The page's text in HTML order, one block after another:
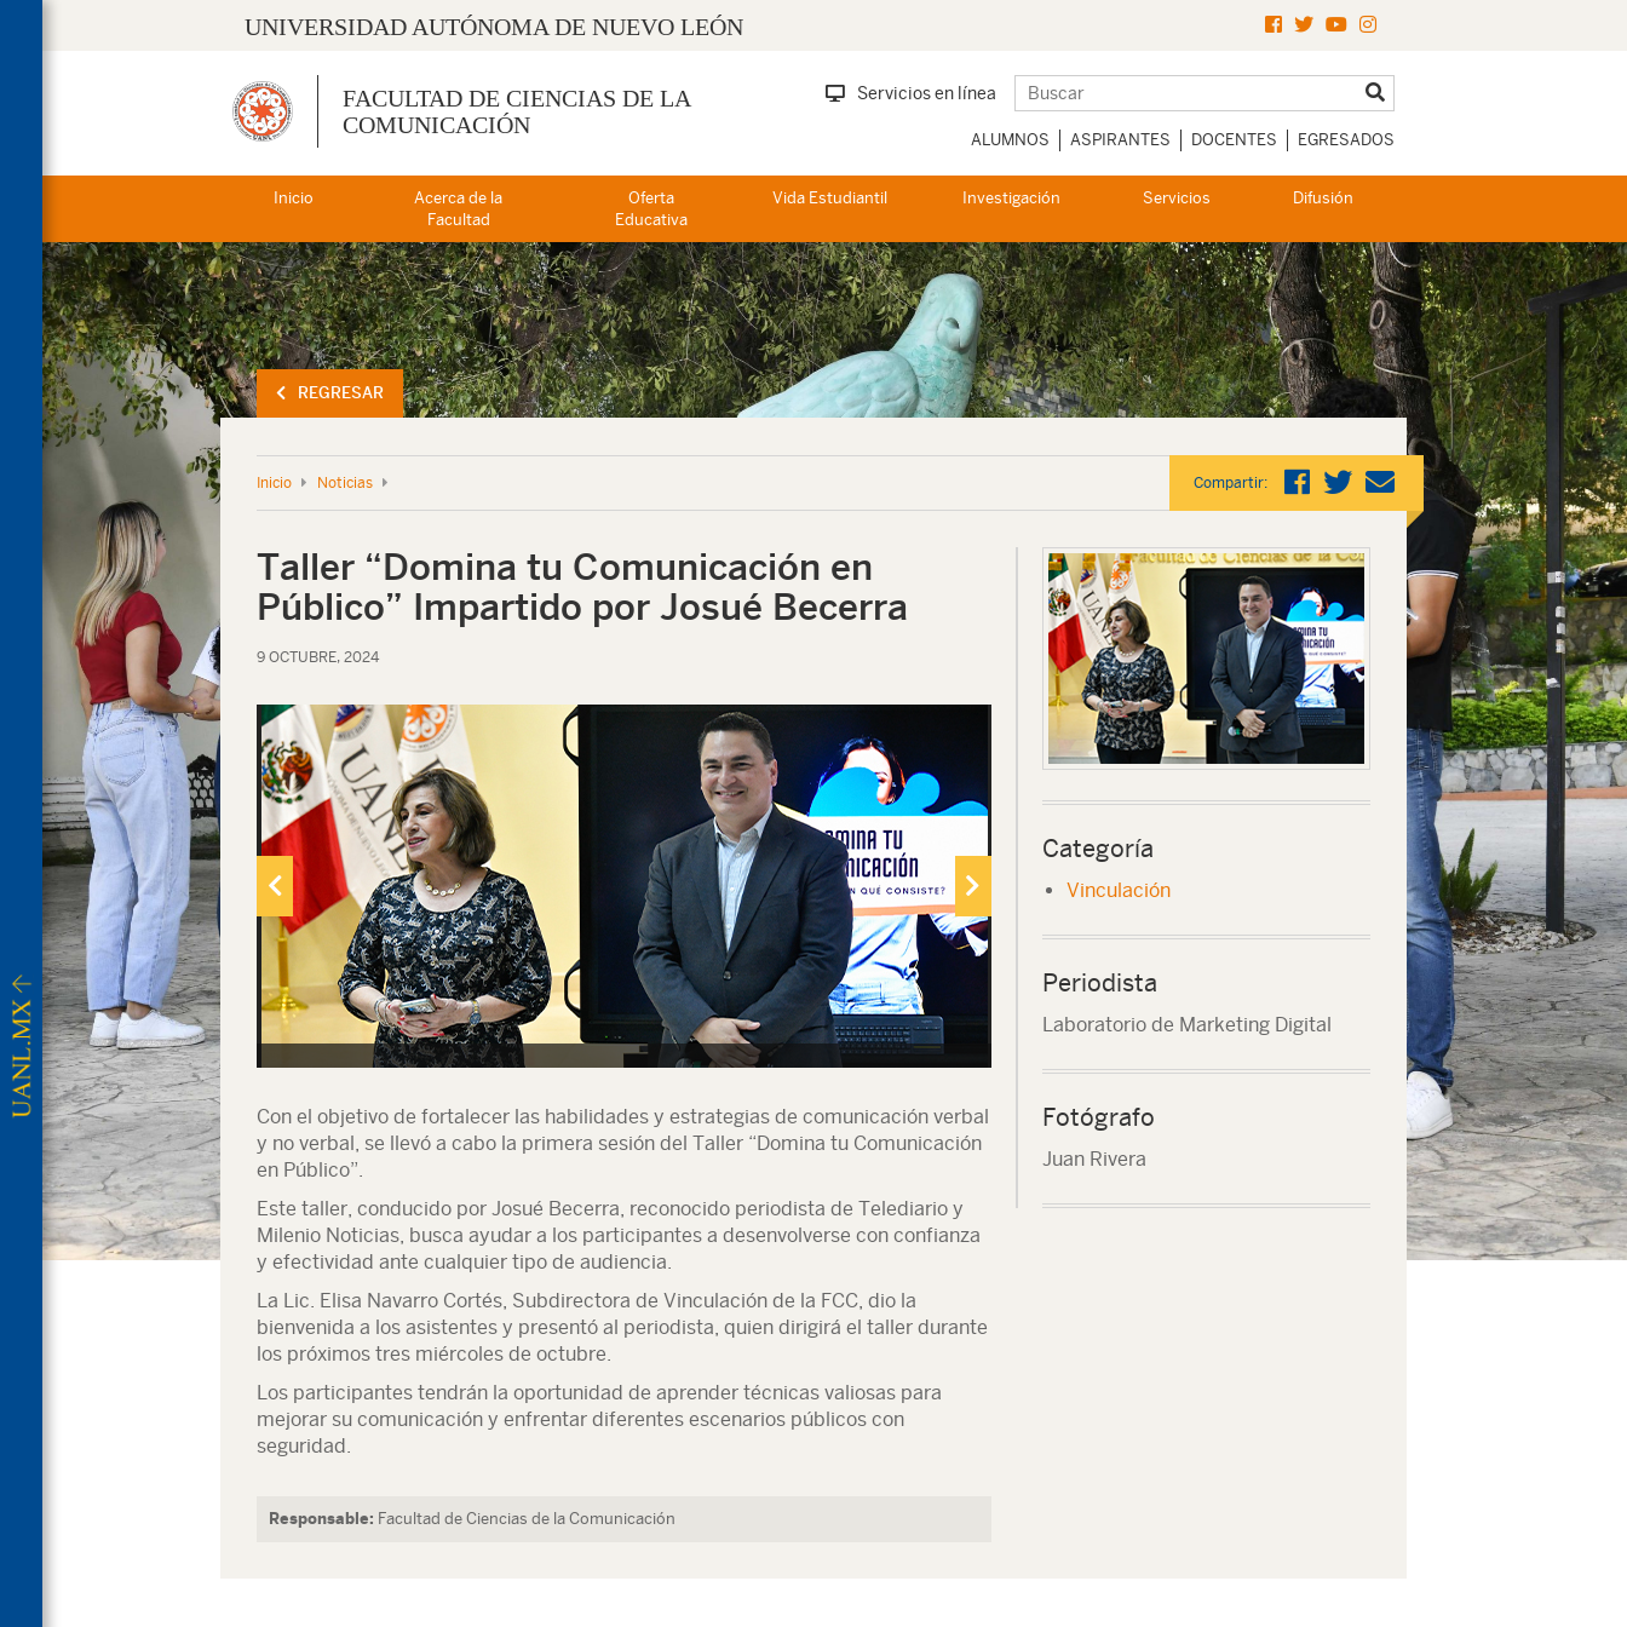
UNIVERSIDAD AUTÓNOMA DE NUEVO LEÓN
FACULTAD DE CIENCIAS DE LA
COMUNICACIÓN
Servicios en línea
ALUMNOS ASPIRANTES DOCENTES EGRESADOS
Inicio
Acerca de la
Facultad
Oferta
Educativa
Vida Estudiantil Investigación Servicios Difusión
REGRESAR
Inicio Noticias Compartir:
Taller “Domina tu Comunicación en
Público” Impartido por Josué Becerra
9 OCTUBRE, 2024
Con el objetivo de fortalecer las habilidades y estrategias de comunicación verbal
y no verbal, se llevó a cabo la primera sesión del Taller “Domina tu Comunicación
en Público”.
Este taller, conducido por Josué Becerra, reconocido periodista de Telediario y
Milenio Noticias, busca ayudar a los participantes a desenvolverse con confianza
y efectividad ante cualquier tipo de audiencia.
La Lic. Elisa Navarro Cortés, Subdirectora de Vinculación de la FCC, dio la
bienvenida a los asistentes y presentó al periodista, quien dirigirá el taller durante
los próximos tres miércoles de octubre.
Los participantes tendrán la oportunidad de aprender técnicas valiosas para
mejorar su comunicación y enfrentar diferentes escenarios públicos con
seguridad.
Responsable: Facultad de Ciencias de la Comunicación
Categoría
Vinculación
Periodista
Laboratorio de Marketing Digital
Fotógrafo
Juan Rivera